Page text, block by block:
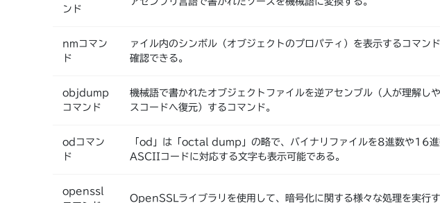
ンド
nmコマン
ド
ァイル内のシンボル（オブジェクトのプロパティ）を表示するコマン
確認できる。
objdump
コマンド
機械語で書かれたオブジェクトファイルを逆アセンブル（人が理解し
スコードへ復元）するコマンド。
odコマン
ド
「od」は「octal dump」の略で、バイナリファイルを8進数や16進
ASCIIコードに対応する文字も表示可能である。
openssl
OpenSSLライブラリを使用して、暗号化に関する様々な処理を実行す